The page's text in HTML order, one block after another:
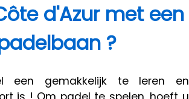
d'Azur met een
?
een gemakkelijk te leren en